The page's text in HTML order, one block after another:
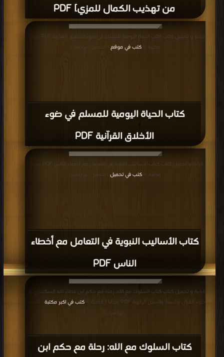
من تهذيب الكمال للمزي] PDF
كتاب الحياة اليومية للمسلم في ضوء
الأخلاق القرآنية PDF
قراءة و تحميل كتاب كتاب الحياة اليومية للمسلم في ضوء الأخلاق القرآنية PDF مجانا |
مكتبة > كتب في موقع | التحميل : مرة/مرات
كتاب الأساليب النبوية في التعامل مع أخطاء
الناس PDF
قراءة و تحميل كتاب كتاب الأساليب النبوية في التعامل مع أخطاء الناس PDF مجانا |
مكتبة > كتب في تحميل | التحميل : مرة/مرات
كتاب السلوك مع الله: رحلة مع حكم ابن
قراءة و تحميل كتاب كتاب السلوك مع الله: رحلة مع حكم ابن عطاء الله السكندري في
ضوء القرآن والسنة والسنن الإلهية PDF مجانا | مكتبة >
كتب في اكبر مكتبة
: مرة/مرات